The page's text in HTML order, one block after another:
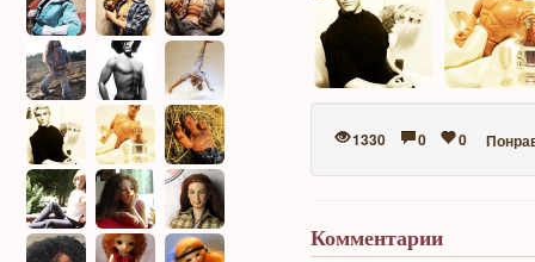
1330 0 0
Комментарии